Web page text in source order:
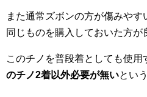
また通常ズボンの方が傷みや
同じものを購入しておいた方が
このチノを普段着としても使用
のチノ2着以外必要が無いとい